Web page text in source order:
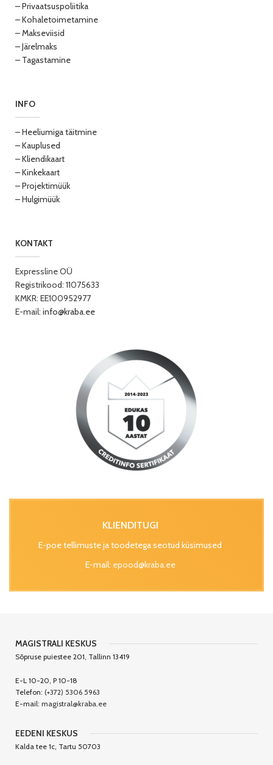
– Privaatsuspoliitika
– Kohaletoimetamine
– Makseviisid
– Järelmaks
– Tagastamine
INFO
– Heeliumiga täitmine
– Kauplused
– Kliendikaart
– Kinkekaart
– Projektimüük
– Hulgimüük
KONTAKT
Expressline OÜ
Registrikood: 11075633
KMKR: EE100952977
E-mail: info@kraba.ee
KLIENDITUGI
E-poe tellimuste ja toodetega seotud küsimused
E-mail: epood@kraba.ee
MAGISTRALI KESKUS
Sõpruse puiestee 201, Tallinn 13419
E-L 10-20, P 10-18
Telefon: (+372) 5306 5963
E-mail: magistral@kraba.ee
EEDENI KESKUS
Kalda tee 1c, Tartu 50703